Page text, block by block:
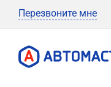
Перезвоните мне